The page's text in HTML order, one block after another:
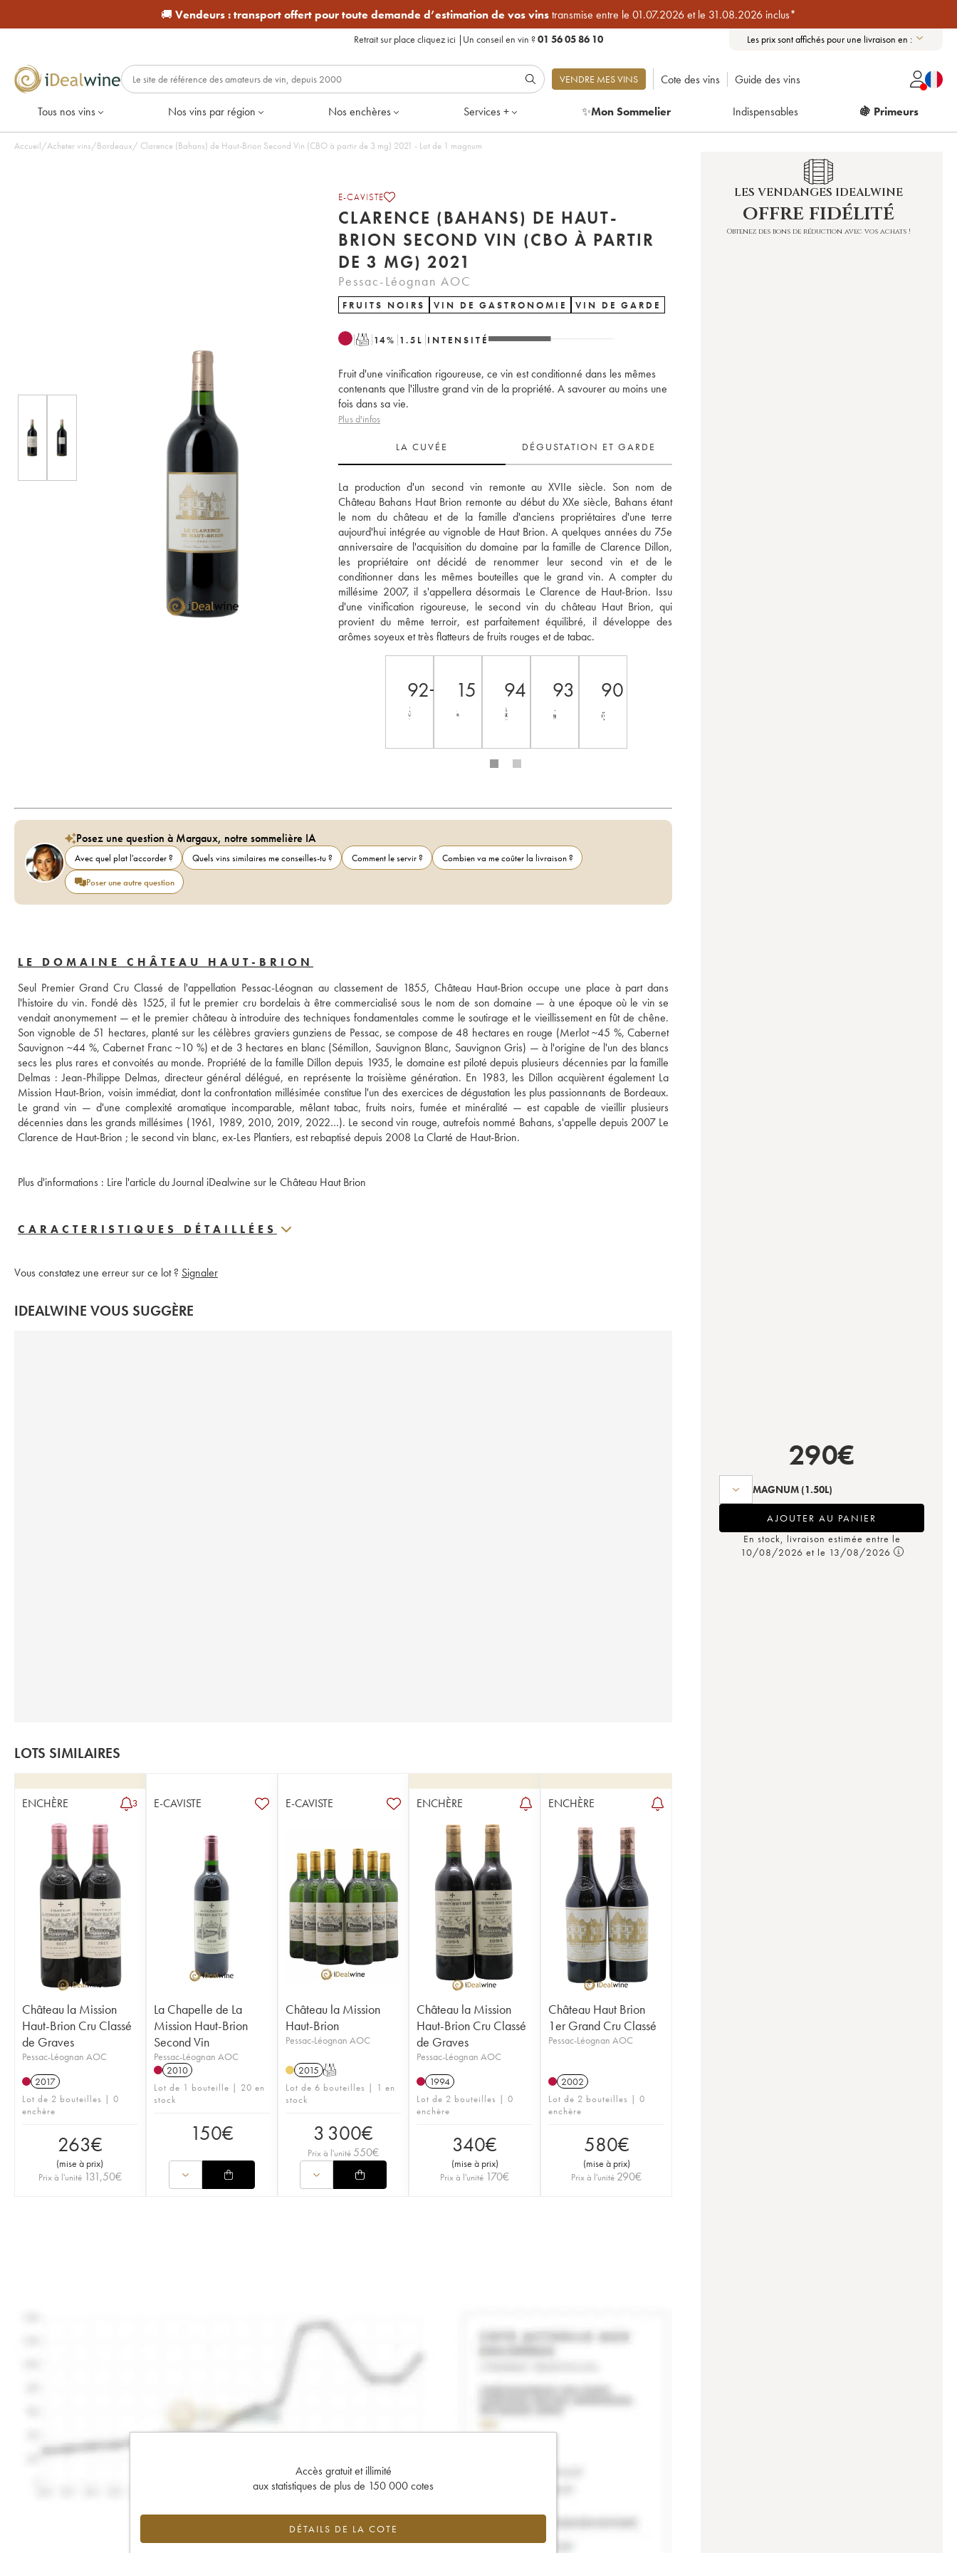
🚚 Vendeurs :transport offert pour toute demande d’estimation de vos vinstransmise entre le 01.07.2026 et le 31.08.2026 inclus*
Retrait sur place cliquez ici | Un conseil en vin ?01 56 05 86 10 Les prix sont affichés pour une livraison en :
VENDRE MES VINS Cote des vins Guide des vins
Tous nos vins Nos vins par région Nos enchères Services + ✨Mon Sommelier Indispensables 🍇 Primeurs
Accueil/Acheter vins/Bordeaux/ Clarence (Bahans) de Haut-Brion Second Vin (CBO à partir de 3 mg) 2021 - Lot de 1 magnum
E-CAVISTE
CLARENCE (BAHANS) DE HAUT-
BRION SECOND VIN (CBO À PARTIR
DE 3 MG) 2021
Pessac-Léognan AOC
FRUITS NOIRS VIN DE GASTRONOMIE VIN DE GARDE
T 14% 1.5 L INTENSITÉ
Fruit d'une vinification rigoureuse, ce vin est conditionné dans les mêmes
contenants que l'illustre grand vin de la propriété. A savourer au moins une
fois dans sa vie.
Plus d'infos
LA CUVÉE DÉGUSTATION ET GARDE
La production d'un second vin remonte au XVIIe siècle. Son nom de
Château Bahans Haut Brion remonte au début du XXe siècle, Bahans étant
le nom du château et de la famille d'anciens propriétaires d'une terre
aujourd'hui intégrée au vignoble de Haut Brion. A quelques années du 75e
anniversaire de l'acquisition du domaine par la famille de Clarence Dillon,
les propriétaire ont décidé de renommer leur second vin et de le
conditionner dans les mêmes bouteilles que le grand vin. A compter du
millésime 2007, il s'appellera désormais Le Clarence de Haut-Brion. Issu
d'une vinification rigoureuse, le second vin du château Haut Brion, qui
provient du même terroir, est parfaitement équilibré, il développe des
arômes soyeux et très flatteurs de fruits rouges et de tabac.
92+ 15 94 93 90
Posez une question à Margaux, notre sommelière IA
Avec quel plat l'accorder ? Quels vins similaires me conseilles-tu ? Comment le servir ?
Combien va me coûter la livraison ?
Poser une autre question
LE DOMAINE CHÂTEAU HAUT-BRION
Seul Premier Grand Cru Classé de l'appellation Pessac-Léognan au classement de 1855, Château Haut-Brion occupe une place à part dans
l'histoire du vin. Fondé dès 1525, il fut le premier cru bordelais à être commercialisé sous le nom de son domaine — à une époque où le vin se
vendait anonymement — et le premier château à introduire des techniques fondamentales comme le soutirage et le vieillissement en fût de chêne.
Son vignoble de 51 hectares, planté sur les célèbres graviers gunziens de Pessac, se compose de 48 hectares en rouge (Merlot ~45 %, Cabernet
Sauvignon ~44 %, Cabernet Franc ~10 %) et de 3 hectares en blanc (Sémillon, Sauvignon Blanc, Sauvignon Gris) — à l'origine de l'un des blancs
secs les plus rares et convoités au monde. Propriété de la famille Dillon depuis 1935, le domaine est piloté depuis plusieurs décennies par la famille
Delmas : Jean-Philippe Delmas, directeur général délégué, en représente la troisième génération. En 1983, les Dillon acquièrent également La
Mission Haut-Brion, voisin immédiat, dont la confrontation millésimée constitue l'un des exercices de dégustation les plus passionnants de Bordeaux.
Le grand vin — d'une complexité aromatique incomparable, mêlant tabac, fruits noirs, fumée et minéralité — est capable de vieillir plusieurs
décennies dans les grands millésimes (1961, 1989, 2010, 2019, 2022…). Le second vin rouge, autrefois nommé Bahans, s'appelle depuis 2007 Le
Plus d'informations : Lire l'article du Journal iDealwine sur le Château Haut Brion
CARACTERISTIQUES DÉTAILLÉES
Vous constatez une erreur sur ce lot ? Signaler
IDEALWINE VOUS SUGGÈRE
LOTS SIMILAIRES
ENCHÈRE 3
Château la Mission
Haut-Brion Cru Classé
de Graves
Pessac-Léognan AOC
2017
Lot de 2 bouteilles | 0
enchère
263€
(mise à prix)
Prix à l'unité 131,50€
E-CAVISTE
La Chapelle de La
Mission Haut-Brion
Second Vin
Pessac-Léognan AOC
2010
Lot de 1 bouteille | 20 en
stock
150€
E-CAVISTE
Château la Mission
Haut-Brion
Pessac-Léognan AOC
2015 T
Lot de 6 bouteilles | 1 en
stock
3 300€
Prix à l'unité 550€
ENCHÈRE
Château la Mission
Haut-Brion Cru Classé
de Graves
Pessac-Léognan AOC
1994
Lot de 2 bouteilles | 0
enchère
340€
(mise à prix)
Prix à l'unité 170€
ENCHÈRE
Château Haut Brion
1er Grand Cru Classé
Pessac-Léognan AOC
2002
Lot de 2 bouteilles | 0
enchère
580€
(mise à prix)
Prix à l'unité 290€
Accès gratuit et illimité
aux statistiques de plus de 150 000 cotes
DÉTAILS DE LA COTE
LES VENDANGES IDEALWINE
offre fidélité
Obtenez des bons de réduction avec vos achats !
290€
MAGNUM (1.50L)
AJOUTER AU PANIER
En stock, livraison estimée entre le
10/08/2026 et le 13/08/2026